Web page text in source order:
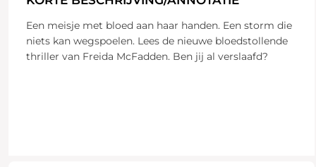
Een meisje met bloed aan haar handen. Een storm die
niets kan wegspoelen. Lees de nieuwe bloedstollende
thriller van Freida McFadden. Ben jij al verslaafd?